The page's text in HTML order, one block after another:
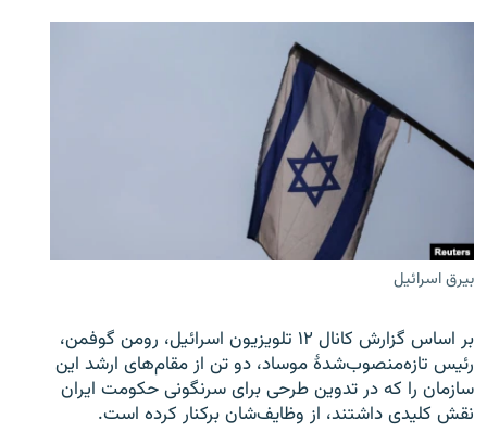
بیرق اسرائیل
بر اساس گزارش کانال ۱۲ تلویزیون اسرائیل، رومن گوفمن،
رئیس تازه‌منصوب‌شدۀ موساد، دو تن از مقام‌های ارشد این
سازمان را که در تدوین طرحی برای سرنگونی حکومت ایران
نقش کلیدی داشتند، از وظایف‌شان برکنار کرده است.